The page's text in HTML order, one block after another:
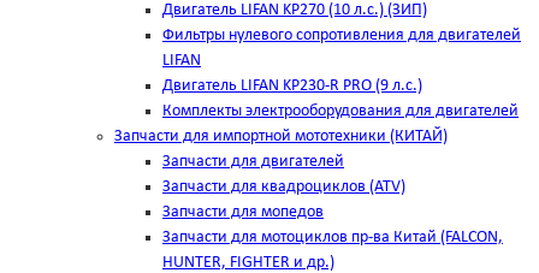
Двигатель LIFAN KP270 (10 л.с.) (ЗИП)
Фильтры нулевого сопротивления для двигателей
LIFAN
Двигатель LIFAN KP230-R PRO (9 л.с.)
Комплекты электрооборудования для двигателей
Запчасти для импортной мототехники (КИТАЙ)
Запчасти для двигателей
Запчасти для квадроциклов (ATV)
Запчасти для мопедов
Запчасти для мотоциклов пр-ва Китай (FALCON,
HUNTER, FIGHTER и др.)